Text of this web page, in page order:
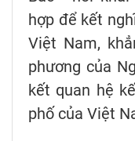
hợp để kết
Việt Nam,
phương của
kết quan hệ
phố của Việt